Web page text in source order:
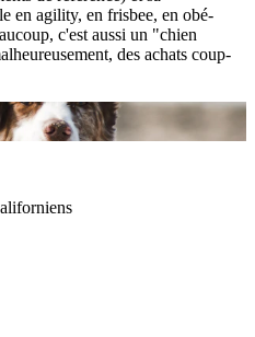
en agility, en frisbee, en obé-
c'est aussi un "chien
des achats coup-